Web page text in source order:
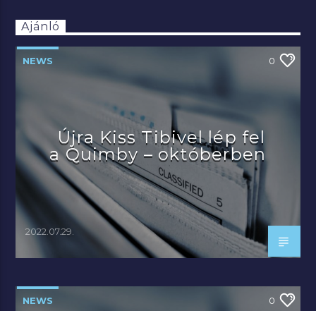
Ajánló
NEWS 0
Újra Kiss Tibivel lép fel
a Quimby – októberben
2022.07.29.
NEWS 0